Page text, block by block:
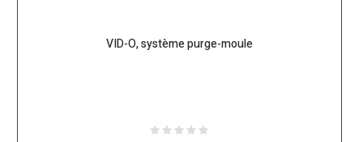
VID-O, système purge-moule